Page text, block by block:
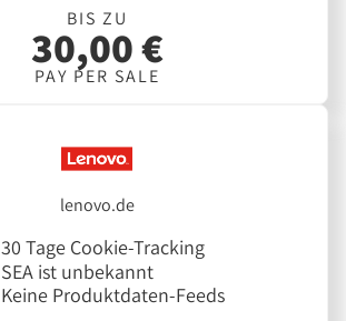
BIS ZU
30,00 €
PAY PER SALE
lenovo.de
30 Tage Cookie-Tracking
SEA ist unbekannt
Keine Produktdaten-Feeds